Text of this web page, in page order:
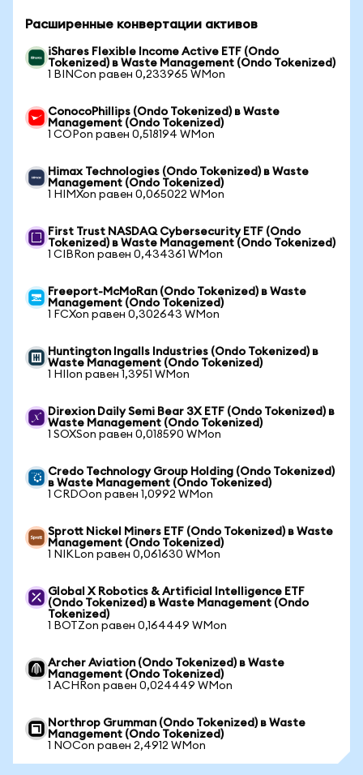
Расширенные конвертации активов
iShares Flexible Income Active ETF (Ondo
Tokenized) в Waste Management (Ondo Tokenized)
1 BINCon равен 0,233965 WMon
ConocoPhillips (Ondo Tokenized) в Waste
Management (Ondo Tokenized)
1 COPon равен 0,518194 WMon
Himax Technologies (Ondo Tokenized) в Waste
Management (Ondo Tokenized)
1 HIMXon равен 0,065022 WMon
First Trust NASDAQ Cybersecurity ETF (Ondo
Tokenized) в Waste Management (Ondo Tokenized)
1 CIBRon равен 0,434361 WMon
Freeport-McMoRan (Ondo Tokenized) в Waste
Management (Ondo Tokenized)
1 FCXon равен 0,302643 WMon
Huntington Ingalls Industries (Ondo Tokenized) в
Waste Management (Ondo Tokenized)
1 HIIon равен 1,3951 WMon
Direxion Daily Semi Bear 3X ETF (Ondo Tokenized) в
Waste Management (Ondo Tokenized)
1 SOXSon равен 0,018590 WMon
Credo Technology Group Holding (Ondo Tokenized)
в Waste Management (Ondo Tokenized)
1 CRDOon равен 1,0992 WMon
Sprott Nickel Miners ETF (Ondo Tokenized) в Waste
Management (Ondo Tokenized)
1 NIKLon равен 0,061630 WMon
Global X Robotics & Artificial Intelligence ETF
(Ondo Tokenized) в Waste Management (Ondo
Tokenized)
1 BOTZon равен 0,164449 WMon
Archer Aviation (Ondo Tokenized) в Waste
Management (Ondo Tokenized)
1 ACHRon равен 0,024449 WMon
Northrop Grumman (Ondo Tokenized) в Waste
Management (Ondo Tokenized)
1 NOCon равен 2,4912 WMon